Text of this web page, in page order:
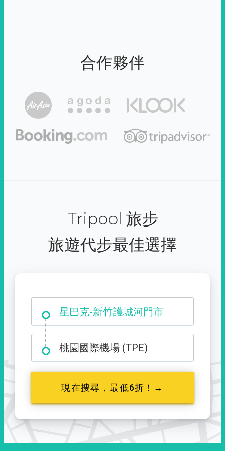
合作夥伴
Tripool 旅步
旅遊代步最佳選擇
大霸尖山登山口
桃園國際機場 (TPE)
現在搜尋，最低6折！→